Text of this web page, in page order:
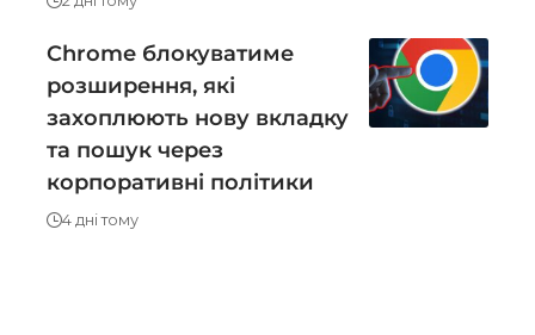
Chrome блокуватиме
розширення, які
захоплюють нову вкладку
та пошук через
корпоративні політики
4 дні тому